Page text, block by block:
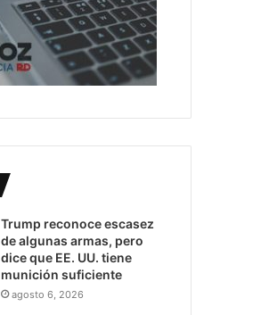
Trump reconoce escasez
de algunas armas, pero
dice que EE. UU. tiene
munición suficiente
agosto 6, 2026